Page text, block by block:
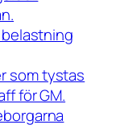
som tystas
för GM.